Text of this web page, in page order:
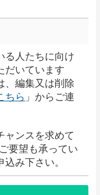
る人たちに向け
だいています
、編集又は削除
ちら 」からご連
ャンスを求めて
要望も承ってい
み下さい。